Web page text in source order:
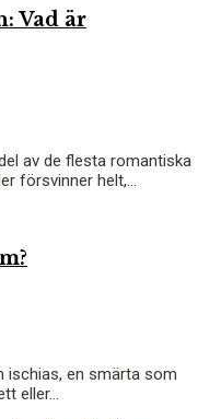
Vad är
av de flesta romantiska
försvinner helt,...
ischias, en smärta som
eller...